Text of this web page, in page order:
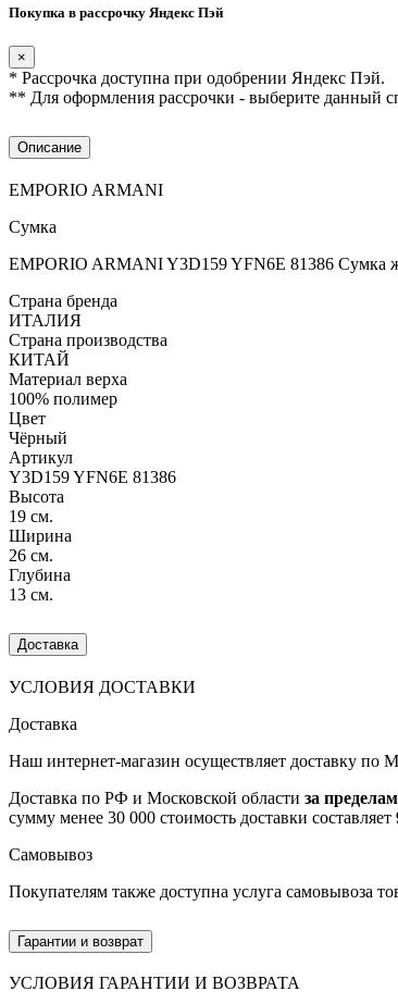
Покупка в рассрочку Яндекс Пэй
×
* Рассрочка доступна при одобрении Яндекс Пэй.
** Для оформления рассрочки - выберите данный
Описание
EMPORIO ARMANI
Сумка
EMPORIO ARMANI Y3D159 YFN6E 81386 Сумка
Страна бренда
ИТАЛИЯ
Страна производства
КИТАЙ
Материал верха
100% полимер
Цвет
Чёрный
Артикул
Y3D159 YFN6E 81386
Высота
19 см.
Ширина
26 см.
Глубина
13 см.
Доставка
УСЛОВИЯ ДОСТАВКИ
Доставка
Наш интернет-магазин осуществляет доставку по
Доставка по РФ и Московской области за
сумму менее 30 000 стоимость доставки составляет
Самовывоз
Покупателям также доступна услуга самовывоза
Гарантии и возврат
УСЛОВИЯ ГАРАНТИИ И ВОЗВРАТА